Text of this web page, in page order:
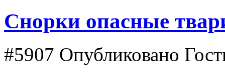
Снорки опасные
#5907 Опубликовано